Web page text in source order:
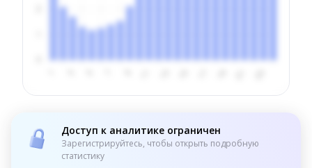
Доступ к аналитике ограничен
Зарегистрируйтесь, чтобы открыть подробную
статистику